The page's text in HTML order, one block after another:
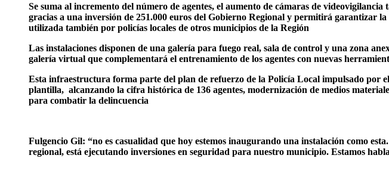
Se suma al incremento del número de agentes, el aumento de cámaras de
gracias a una inversión de 251.000 euros del Gobierno Regional y permitirá garantizar
utilizada también por policías locales de otros municipios de la Región
Las instalaciones disponen de una galería para fuego real, sala de control y una zona
galería virtual que complementará el entrenamiento de los agentes con nuevas
Esta infraestructura forma parte del plan de refuerzo de la Policía Local impulsado por
plantilla, alcanzando la cifra histórica de 136 agentes, modernización de medios
para combatir la delincuencia
Fulgencio Gil: “no es casualidad que hoy estemos inaugurando una instalación como
regional, está ejecutando inversiones en seguridad para nuestro municipio. Estamos